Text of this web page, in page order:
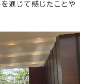
を通じて感じたことや